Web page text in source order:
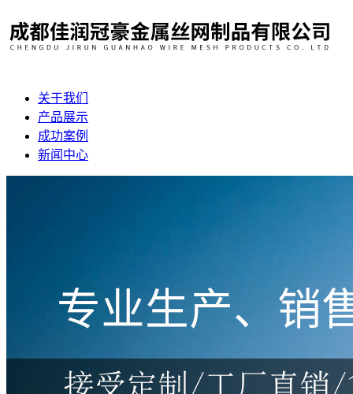
关于我们
产品展示
成功案例
新闻中心